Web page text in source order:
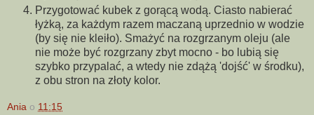
Przygotować kubek z gorącą wodą. Ciasto nabierać
łyżką, za każdym razem maczaną uprzednio w wodzie
(by się nie kleiło). Smażyć na rozgrzanym oleju (ale
nie może być rozgrzany zbyt mocno - bo lubią się
szybko przypalać, a wtedy nie zdążą 'dojść' w środku),
z obu stron na złoty kolor.
Ania o 11:15